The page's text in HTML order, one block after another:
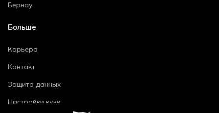
Бернау
Больше
Карьера
Контакт
Защита данных
Настройки куки